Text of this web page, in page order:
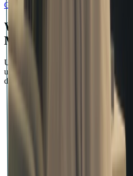
Get it on
Warum Musiker sich
Moises App für PC zu
Unabhängig von deinem
umfassende, zuverlässige
deiner musikalischen Fähigkeiten.